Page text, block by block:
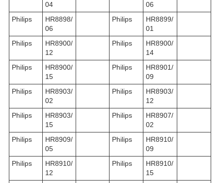
04
06
Philips
HR8898/
06
Philips
HR8899/
01
Philips
HR8900/
12
Philips
HR8900/
14
Philips
HR8900/
15
Philips
HR8901/
09
Philips
HR8903/
02
Philips
HR8903/
12
Philips
HR8903/
15
Philips
HR8907/
02
Philips
HR8909/
05
Philips
HR8910/
09
Philips
HR8910/
12
Philips
HR8910/
15